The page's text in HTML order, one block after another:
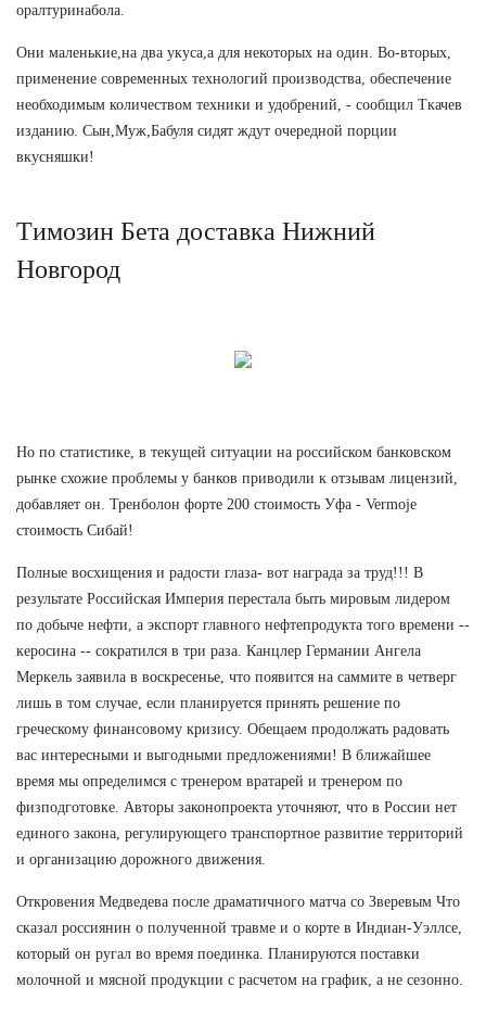
оралтуринабола.
Они маленькие,на два укуса,а для некоторых на один. Во-вторых,
применение современных технологий производства, обеспечение
необходимым количеством техники и удобрений, - сообщил Ткачев
изданию. Сын,Муж,Бабуля сидят ждут очередной порции
вкусняшки!
Tимозин Бета доставка Нижний
Новгород
Но по статистике, в текущей ситуации на российском банковском
рынке схожие проблемы у банков приводили к отзывам лицензий,
добавляет он. Тренболон форте 200 стоимость Уфа - Vermoje
стоимость Сибай!
Полные восхищения и радости глаза- вот награда за труд!!! В
результате Российская Империя перестала быть мировым лидером
по добыче нефти, а экспорт главного нефтепродукта того времени --
керосина -- сократился в три раза. Канцлер Германии Ангела
Меркель заявила в воскресенье, что появится на саммите в четверг
лишь в том случае, если планируется принять решение по
греческому финансовому кризису. Обещаем продолжать радовать
вас интересными и выгодными предложениями! В ближайшее
время мы определимся с тренером вратарей и тренером по
физподготовке. Авторы законопроекта уточняют, что в России нет
единого закона, регулирующего транспортное развитие территорий
и организацию дорожного движения.
Откровения Медведева после драматичного матча со Зверевым Что
сказал россиянин о полученной травме и о корте в Индиан-Уэллсе,
который он ругал во время поединка. Планируются поставки
молочной и мясной продукции с расчетом на график, а не сезонно.